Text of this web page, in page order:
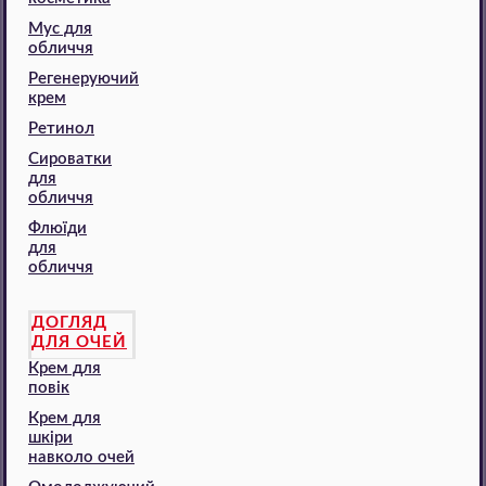
Мус для
обличчя
Регенеруючий
крем
Ретинол
Сироватки
для
обличчя
Флюїди
для
обличчя
ДОГЛЯД
ДЛЯ ОЧЕЙ
Крем для
повік
Крем для
шкіри
навколо очей